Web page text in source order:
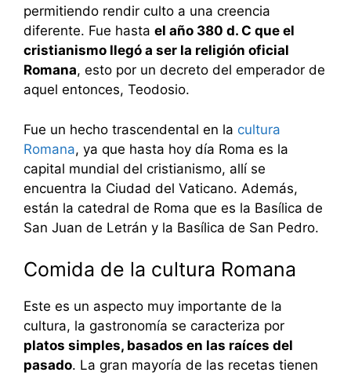
permitiendo rendir culto a una creencia
diferente. Fue hasta el año 380 d. C que el
cristianismo llegó a ser la religión oficial
Romana, esto por un decreto del emperador de
aquel entonces, Teodosio.
Fue un hecho trascendental en la cultura
Romana, ya que hasta hoy día Roma es la
capital mundial del cristianismo, allí se
encuentra la Ciudad del Vaticano. Además,
están la catedral de Roma que es la Basílica de
San Juan de Letrán y la Basílica de San Pedro.
Comida de la cultura Romana
Este es un aspecto muy importante de la
cultura, la gastronomía se caracteriza por
platos simples, basados en las raíces del
pasado. La gran mayoría de las recetas tienen